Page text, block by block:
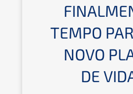
TEMPO
NOVO
DE